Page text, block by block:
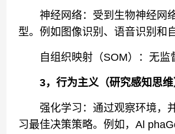
神经网络：受到生物神经网
型。例如图像识别、语音识别和
自组织映射（SOM）：无监
3，行为主义（研究感知思维
强化学习：通过观察环境，
习最佳决策策略。例如，Al